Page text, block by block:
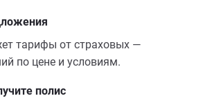
тарифы от страховых —
по цене и условиям.
полис